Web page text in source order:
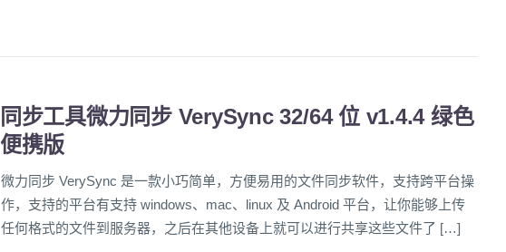
同步工具微力同步 VerySync 32/64 位 v1.4.4 绿色
便携版
微力同步 VerySync 是一款小巧简单，方便易用的文件同步软件，支持跨平台操
作，支持的平台有支持 windows、mac、linux 及 Android 平台，让你能够上传
任何格式的文件到服务器，之后在其他设备上就可以进行共享这些文件了 […]